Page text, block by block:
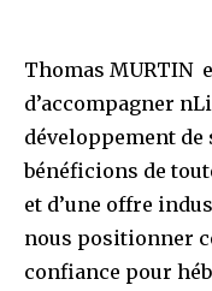
Thomas MURTIN
d’accompagner
développement de
bénéficions de
et d’une offre
nous positionner
confiance pour